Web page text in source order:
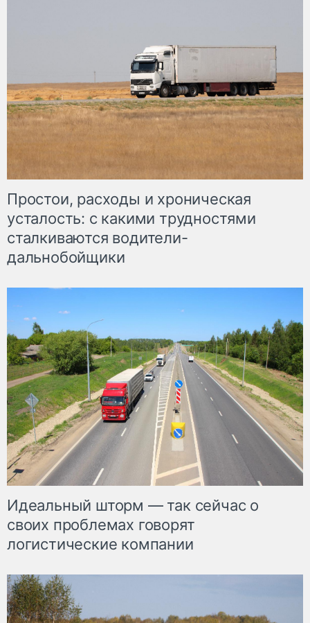
Простои, расходы и хроническая
усталость: с какими трудностями
сталкиваются водители-
дальнобойщики
Идеальный шторм — так сейчас о
своих проблемах говорят
логистические компании